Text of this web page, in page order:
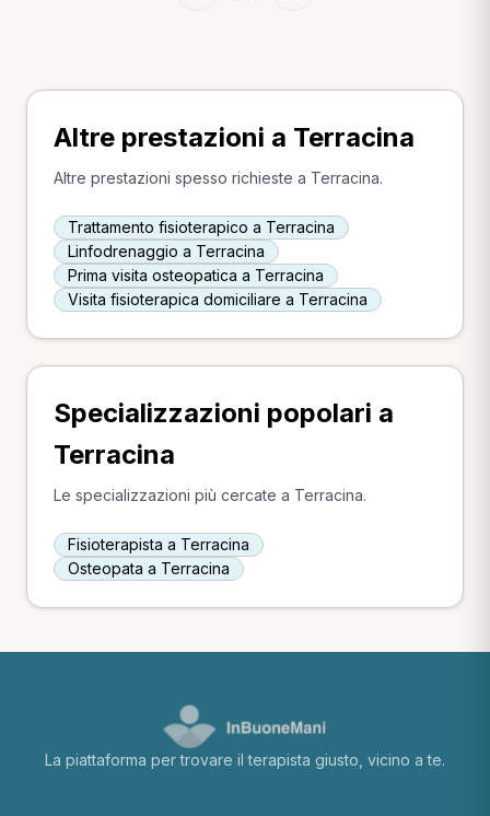
Altre prestazioni a Terracina
Altre prestazioni spesso richieste a Terracina.
Trattamento fisioterapico a Terracina
Linfodrenaggio a Terracina
Prima visita osteopatica a Terracina
Visita fisioterapica domiciliare a Terracina
Specializzazioni popolari a
Terracina
Le specializzazioni più cercate a Terracina.
Fisioterapista a Terracina
Osteopata a Terracina
La piattaforma per trovare il terapista giusto, vicino a te.